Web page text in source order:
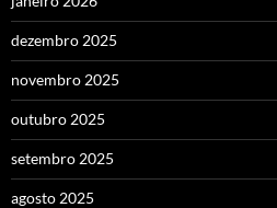
dezembro 2025
novembro 2025
outubro 2025
setembro 2025
agosto 2025